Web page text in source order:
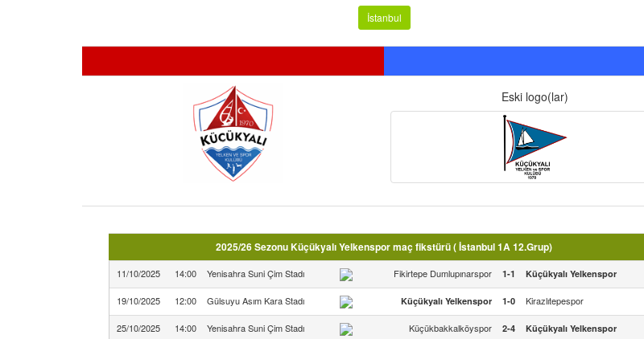
İstanbul
Eski logo(lar)
2025/26 Sezonu Küçükyalı Yelkenspor maç fikstürü ( İstanbul 1A 12.Grup)
11/10/2025 14:00 Yenisahra Suni Çim Stadı Fikirtepe Dumlupınarspor 1-1 Küçükyalı Yelkenspor
19/10/2025 12:00 Gülsuyu Asım Kara Stadı Küçükyalı Yelkenspor 1-0 Kirazlıtepespor
25/10/2025 14:00 Yenisahra Suni Çim Stadı Küçükbakkalköyspor 2-4 Küçükyalı Yelkenspor